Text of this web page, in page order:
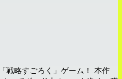
戦略すごろく」ゲーム！ 本作